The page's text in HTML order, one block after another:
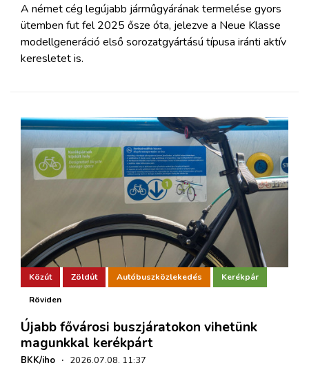
A német cég legújabb járműgyárának termelése gyors
ütemben fut fel 2025 ősze óta, jelezve a Neue Klasse
modellgeneráció első sorozatgyártású típusa iránti aktív
keresletet is.
Közút Zöldút Autóbuszközlekedés Kerékpár
Röviden
Újabb fővárosi buszjáratokon vihetünk
magunkkal kerékpárt
BKK/iho · 2026.07.08. 11:37